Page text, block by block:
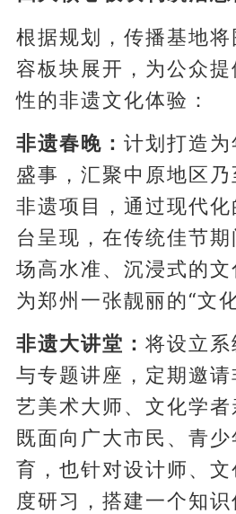
根据规划，传播基地
容板块展开，为公众
性的非遗文化体验：
非遗春晚： 计划打造
盛事，汇聚中原地区
非遗项目，通过现代
台呈现，在传统佳节
场高水准、沉浸式的
为郑州一张靓丽的“文
非遗大讲堂： 将设立
与专题讲座，定期邀
艺美术大师、文化学
既面向广大市民、青
育，也针对设计师、
度研习，搭建一个知